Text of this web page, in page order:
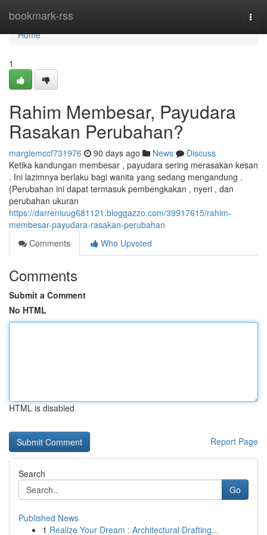
bookmark-rss
Home
Home
1
Rahim Membesar, Payudara
Rasakan Perubahan?
margiemccf731976 90 days ago News
Discuss
Ketika kandungan membesar , payudara sering merasakan kesan
. Ini lazimnya berlaku bagi wanita yang sedang mengandung .
{Perubahan ini dapat termasuk pembengkakan , nyeri , dan
perubahan ukuran
https://darreniuug681121.bloggazzo.com/39917615/rahim-
membesar-payudara-rasakan-perubahan
Comments
Who Upvoted
Comments
Submit a Comment
No HTML
HTML is disabled
Report Page
Search
Go
Published News
1 Realize Your Dream : Architectural Drafting...